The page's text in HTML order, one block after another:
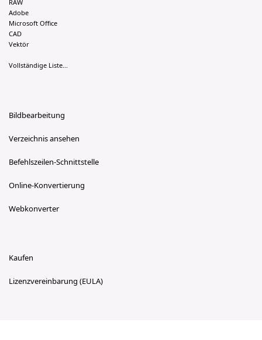
RAW
Adobe
Microsoft Office
CAD
Vektör
Vollständige Liste...
Bildbearbeitung
Verzeichnis ansehen
Befehlszeilen-Schnittstelle
Online-Konvertierung
Webkonverter
Kaufen
Lizenzvereinbarung (EULA)